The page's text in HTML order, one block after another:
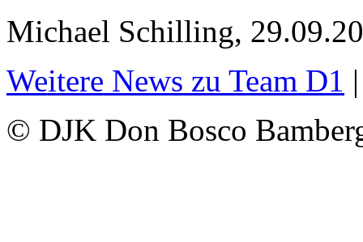
Michael Schilling,
Weitere News zu Team D1
© DJK Don Bosco